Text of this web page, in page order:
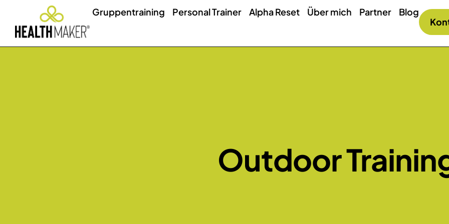
Gruppentraining Personal Trainer Alpha Reset Über mich Partner
Blog
Outdoor